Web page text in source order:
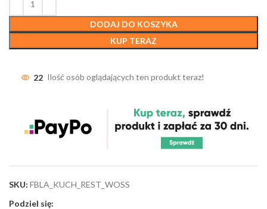
DODAJ DO KOSZYKA
KUP TERAZ
22 Ilość osób oglądających ten produkt teraz!
SKU: FBLA_KUCH_REST_WOSS
Podziel się: